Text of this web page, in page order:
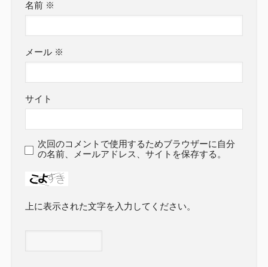
名前 ※
メール ※
サイト
次回のコメントで使用するためブラウザーに自分
の名前、メールアドレス、サイトを保存する。
上に表示された文字を入力してください。